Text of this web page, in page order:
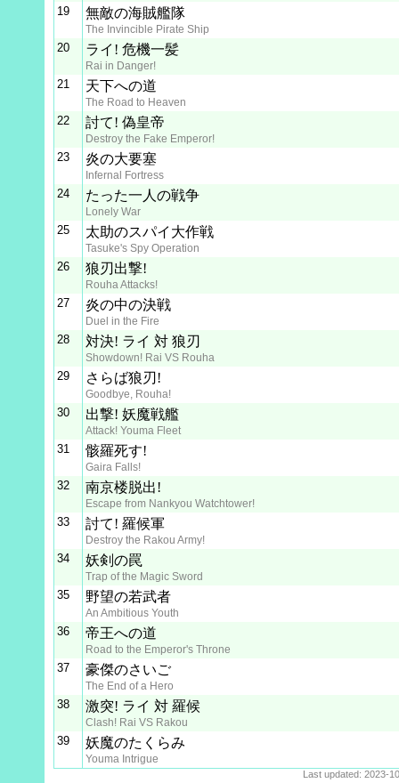
19 無敵の海賊艦隊
The Invincible Pirate Ship
20 ライ! 危機一髪
Rai in Danger!
21 天下への道
The Road to Heaven
22 討て! 偽皇帝
Destroy the Fake Emperor!
23 炎の大要塞
Infernal Fortress
24 たった一人の戦争
Lonely War
25 太助のスパイ大作戦
Tasuke's Spy Operation
26 狼刃出撃!
Rouha Attacks!
27 炎の中の決戦
Duel in the Fire
28 対決! ライ 対 狼刃
Showdown! Rai VS Rouha
29 さらば狼刃!
Goodbye, Rouha!
30 出撃! 妖魔戦艦
Attack! Youma Fleet
31 骸羅死す!
Gaira Falls!
32 南京楼脱出!
Escape from Nankyou Watchtower!
33 討て! 羅候軍
Destroy the Rakou Army!
34 妖剣の罠
Trap of the Magic Sword
35 野望の若武者
An Ambitious Youth
36 帝王への道
Road to the Emperor's Throne
37 豪傑のさいご
The End of a Hero
38 激突! ライ 対 羅候
Clash! Rai VS Rakou
39 妖魔のたくらみ
Youma Intrigue
Last updated: 2023-